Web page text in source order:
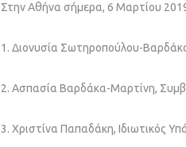
Στην Αθήνα σήμερα, 6 Μαρτίου
1. Διονυσία Σωτηροπούλου-
2. Ασπασία Βαρδάκα-Μαρτίνη,
3. Χριστίνα Παπαδάκη, Ιδιωτικός